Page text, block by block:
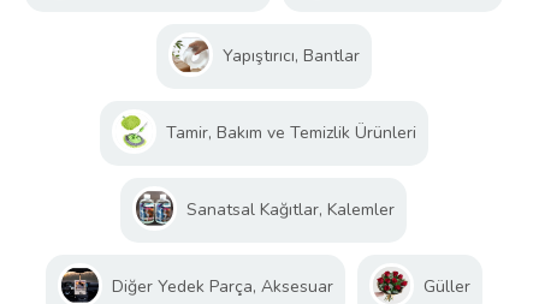
Yapıştırıcı, Bantlar
Tamir, Bakım ve Temizlik Ürünleri
Sanatsal Kağıtlar, Kalemler
Diğer Yedek Parça, Aksesuar Güller